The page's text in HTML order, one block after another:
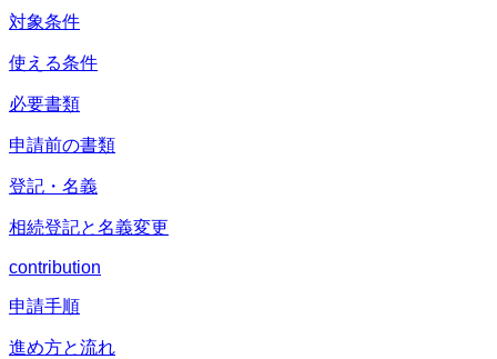
対象条件
使える条件
必要書類
申請前の書類
登記・名義
相続登記と名義変更
contribution
申請手順
進め方と流れ